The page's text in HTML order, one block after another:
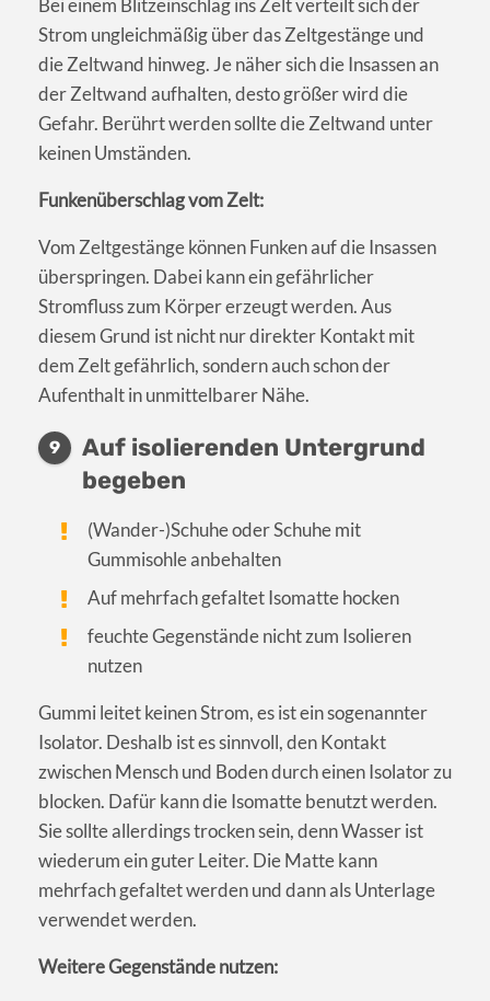
Bei einem Blitzeinschlag ins Zelt verteilt sich der
Strom ungleichmäßig über das Zeltgestänge und
die Zeltwand hinweg. Je näher sich die Insassen an
der Zeltwand aufhalten, desto größer wird die
Gefahr. Berührt werden sollte die Zeltwand unter
keinen Umständen.
Funkenüberschlag vom Zelt:
Vom Zeltgestänge können Funken auf die Insassen
überspringen. Dabei kann ein gefährlicher
Stromfluss zum Körper erzeugt werden. Aus
diesem Grund ist nicht nur direkter Kontakt mit
dem Zelt gefährlich, sondern auch schon der
Aufenthalt in unmittelbarer Nähe.
9
Auf isolierenden Untergrund
begeben
(Wander-)Schuhe oder Schuhe mit
Gummisohle anbehalten
Auf mehrfach gefaltet Isomatte hocken
feuchte Gegenstände nicht zum Isolieren
nutzen
Gummi leitet keinen Strom, es ist ein sogenannter
Isolator. Deshalb ist es sinnvoll, den Kontakt
zwischen Mensch und Boden durch einen Isolator zu
blocken. Dafür kann die Isomatte benutzt werden.
Sie sollte allerdings trocken sein, denn Wasser ist
wiederum ein guter Leiter. Die Matte kann
mehrfach gefaltet werden und dann als Unterlage
verwendet werden.
Weitere Gegenstände nutzen: